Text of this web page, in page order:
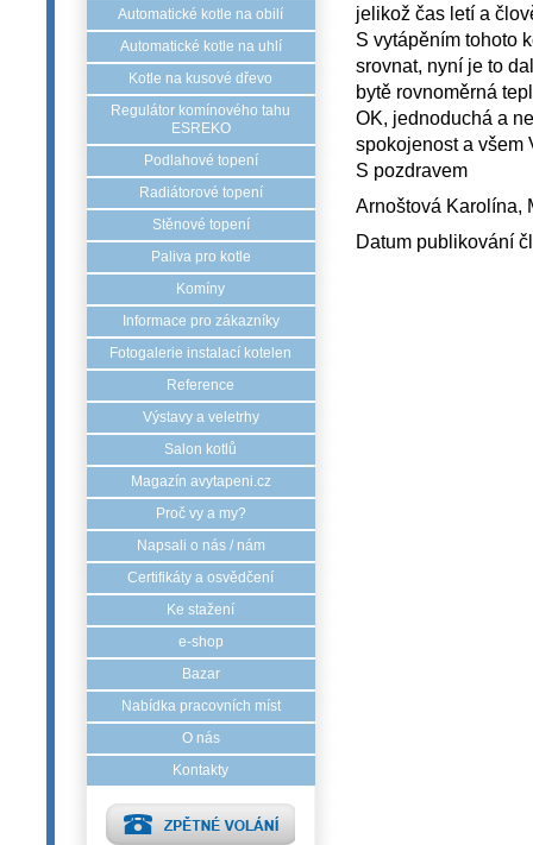
Automatické kotle na obilí
Automatické kotle na uhlí
Kotle na kusové dřevo
Regulátor komínového tahu
ESREKO
Podlahové topení
Radiátorové topení
Stěnové topení
Paliva pro kotle
Komíny
Informace pro zákazníky
Fotogalerie instalací kotelen
Reference
Výstavy a veletrhy
Salon kotlů
Magazín avytapeni.cz
Proč vy a my?
Napsali o nás / nám
Certifikáty a osvědčení
Ke stažení
e-shop
Bazar
Nabídka pracovních míst
O nás
Kontakty
jelikož čas letí a
S vytápěním tohoto
srovnat, nyní je to
bytě rovnoměrná
OK, jednoduchá a
spokojenost a
S pozdravem
Arnoštová Karolína,
Datum publikování